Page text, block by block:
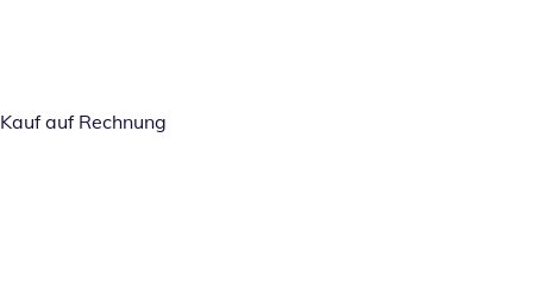
Kauf auf Rechnung